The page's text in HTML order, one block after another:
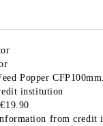
Popper CFP100mm.
institution
€19.90
from credit